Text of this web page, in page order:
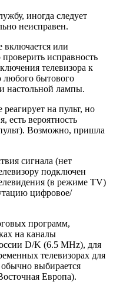
иногда следует
неисправен.
или
исправность
телевизора к
любого бытового
настольной лампы.
на пульт, но
есть вероятность
Возможно, пришла
сигнала (нет
подключен
(в режиме TV)
цифровое/
программ,
на каналы
D/K (6.5 MHz), для
телевизорах для
обычно выбирается
Европа).